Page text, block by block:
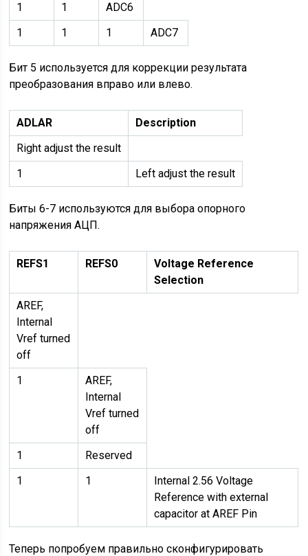
1
1
ADC6
1
1 1 ADC7
Бит 5 используется для коррекции результата
преобразования вправо или влево.
ADLAR
Description
Right adjust the result
1
Left adjust the result
Биты 6-7 используются для выбора опорного
напряжения АЦП.
REFS1 REFS0
Voltage Reference
Selection
AREF,
Internal
Vref turned
off
1
AREF,
Internal
Vref turned
off
1
Reserved
1
1
Internal 2.56 Voltage
Reference with external
capacitor at AREF Pin
Теперь попробуем правильно сконфигурировать